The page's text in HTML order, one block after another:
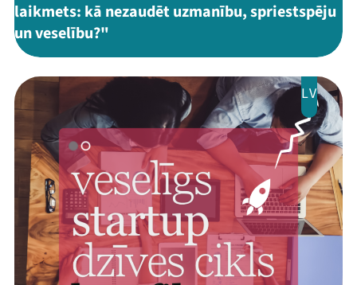
laikmets: kā nezaudēt uzmanību, spriestspēju
un veselību?"
LV